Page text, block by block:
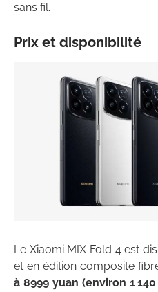
sans fil.
Prix et disponibilité
Le Xiaomi MIX Fold 4 est
et en édition composite
à 8999 yuan (environ 1